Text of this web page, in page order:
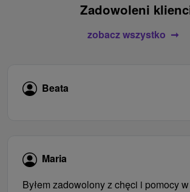
Zadowoleni
zobacz wszystko
Beata
Maria
Byłem zadowolony z chęci i pomocy